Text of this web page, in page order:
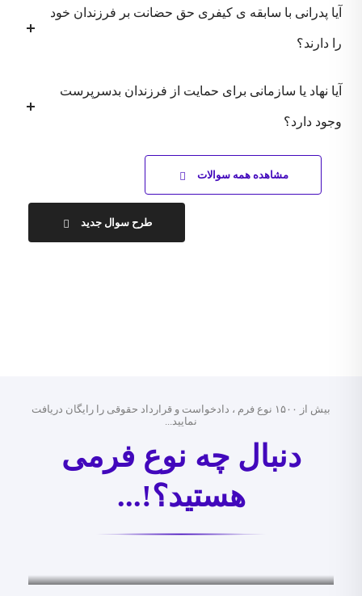
آیا پدرانی با سابقه ی کیفری حق حضانت بر فرزندان خود
را دارند؟
آیا نهاد یا سازمانی برای حمایت از فرزندان بدسرپرست
وجود دارد؟
مشاهده همه سوالات
طرح سوال جدید
بیش از ۱۵۰۰ نوع فرم ، دادخواست و قرارداد حقوقی را رایگان دریافت
نمایید...
دنبال چه نوع فرمی
هستید؟!...
فرم های قضایی
اظهارنامه ها